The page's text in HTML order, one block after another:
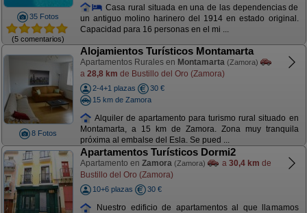
35 Fotos
(5 comentarios)
Casa rural situada en una de las dependencias de
un antiguo molino harinero del 1914 en estado original.
Capacidad para 16 personas en el mi ...
8 Fotos
Alojamientos Turísticos Montamarta
Apartamentos Rurales en Montamarta (Zamora)
a 28,8 km de Bustillo del Oro (Zamora)
2-4+1 plazas
30 €
15 km de Zamora
Alquiler de apartamento para turismo rural situado en
Montamarta, a 15 km de Zamora. Zona muy tranquila
próxima al embalse del Esla. Se pued ...
Apartamentos Turísticos Dormi2
Apartamento en Zamora (Zamora) a 30,4 km de
Bustillo del Oro (Zamora)
10+6 plazas 30 €
Nuestro edificio de apartamentos al que llamamos